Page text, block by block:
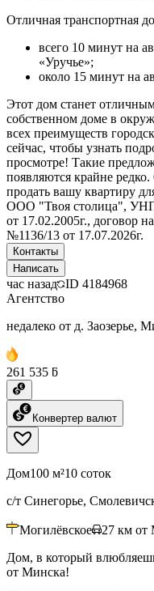
Отличная транспортная
всего 10 минут на
«Уручье»;
около 15 минут на
Этот дом станет
собственном доме в
всех преимуществ
сейчас, чтобы узнать
просмотре! Такие
появляются крайне
продать вашу квартиру
ООО "Твоя столица", УНП
от 17.02.2005г., договор
№1136/13 от 17.07.2026г.
Контакты
Написать
час назад ID 4184968
Агентство
недалеко от д. Заозерье,
261 535 ƃ
Конвертер валют
Дом100 м²10 соток
с/т Синегорье,
Могилёвское 27 км
Дом, в который
от Минска!